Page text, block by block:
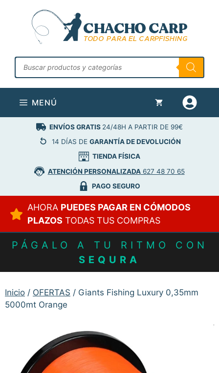
contenido
Búsqueda
de
productos
MENÚ
ENVÍOS GRATIS 24/48H A PARTIR DE 99€
14 DÍAS DE GARANTÍA DE DEVOLUCIÓN
TIENDA FÍSICA
ATENCIÓN PERSONALIZADA627 48 70 65
PAGO SEGURO
AHORA PUEDES PAGAR EN CÓMODOS
PLAZOS TODAS TUS COMPRAS
PÁGALO A TU RITMO CON
SEQURA
Inicio / OFERTAS / Giants Fishing Luxury 0,35mm
5000mt Orange